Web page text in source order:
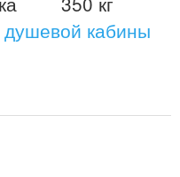
душевой кабины